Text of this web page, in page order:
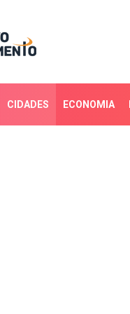
CIDADES ECONOMIA